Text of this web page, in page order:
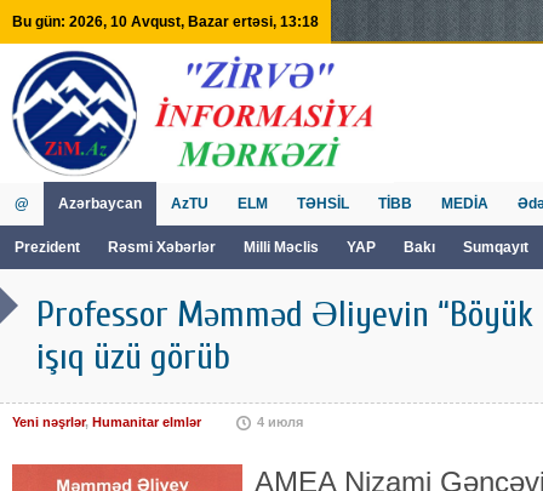
Bu gün: 2026, 10 Avqust, Bazar ertəsi, 13:18
@ Azərbaycan
Prezident Rəsmi Xəbərlər Milli Məclis YAP Bakı Sumqayıt
AzTU ELM TƏHSİL TİBB MEDİA
Professor Məmməd Əliyevin “Böyük
işıq üzü görüb
Yeni nəşrlər, Humanitar elmlər 4 июля
AMEA Nizami